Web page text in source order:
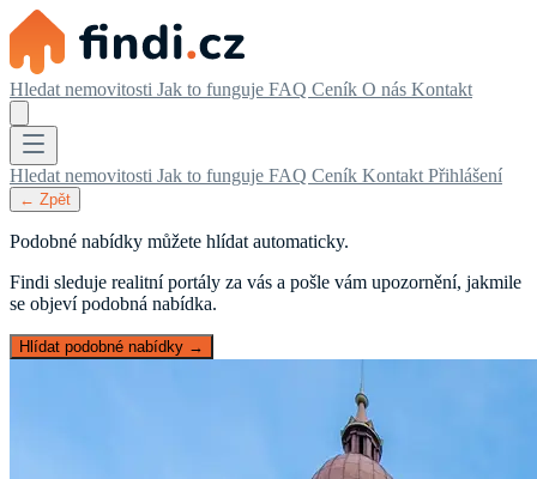
Hledat nemovitosti Jak to funguje FAQ Ceník O nás Kontakt
Hledat nemovitosti Jak to funguje FAQ Ceník Kontakt Přihlášení
← Zpět
Podobné nabídky můžete hlídat automaticky.
Findi sleduje realitní portály za vás a pošle vám upozornění, jakmile
se objeví podobná nabídka.
Hlídat podobné nabídky →